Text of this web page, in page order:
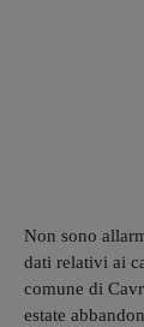
Non sono
dati relativi ai
comune di
estate